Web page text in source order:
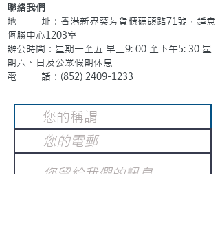
聯絡我們
地 址：香港新界葵芳貨櫃碼頭路71號，鍾意
恆勝中心1203室
辦公時間：星期一至五 早上9: 00 至下午5: 30 星
期六、日及公眾假期休息
電 話：(852) 2409-1233